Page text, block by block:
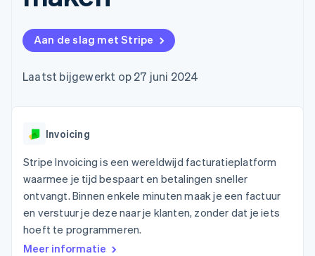
Toegang tot meer
Terminal
Fysieke betalingen
Authorization
Optimaliseer de
Link
Financial
Data gekoppelde
rekeningen
Meer
Product roadmap
Marktplaatsen
Platforms
SaaS
Per branche
Gaming
Horeca, reizen en vrije
tijd
Verzekering
Media en entertainment
Non-profitorganisaties
bieden
Betaalkaarten uitgeven
worden gedekt
Diensten voorzien en
App-integraties
Voorbeelden van code
Developerblog
API-status
Bedrijf
Productroadmap
Jaarlijks congres
Vacatures
Stripe Newsroom
Neem contact op
Partner worden
Aan de slag met Stripe
Laatst bijgewerkt op 27 juni 2024
Invoicing
Stripe Invoicing is een wereldwijd facturatieplatform
waarmee je tijd bespaart en betalingen sneller
ontvangt. Binnen enkele minuten maak je een factuur
en verstuur je deze naar je klanten, zonder dat je iets
hoeft te programmeren.
Meer informatie